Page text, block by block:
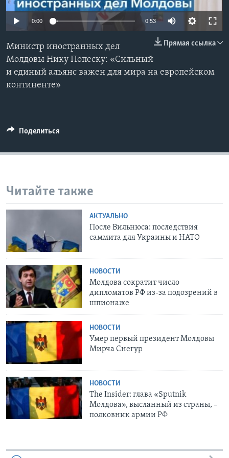
Learning English
СОЦИАЛЬНЫЕ СЕТИ
0:00 0:53
Прямая ссылка
Министр иностранных дел
Молдовы Нику Попеску: «Сильный
и единый альянс важен для мира на европейском
континенте»
Поделиться
Читайте также
АКТУАЛЬНО
После Вильнюса: последствия
саммита для Украины и НАТО
НОВОСТИ
Молдова сократит число
дипломатов РФ из-за подозрений в
шпионаже
НОВОСТИ
Умер первый президент Молдовы
Мирча Снегур
НОВОСТИ
The Insider: глава «Sputnik
Молдова», высланный из страны, –
полковник армии РФ